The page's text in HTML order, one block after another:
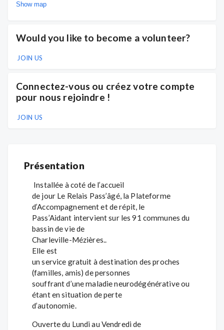
Show map
Would you like to become a volunteer?
JOIN US
Connectez-vous ou créez votre compte
pour nous rejoindre !
JOIN US
Présentation
Installée à coté de l’accueil
de jour Le Relais Pass’âgé, la Plateforme
d’Accompagnement et de répit, le
Pass’Aidant intervient sur les 91 communes du
bassin de vie de
Charleville-Mézières..
Elle est
un service gratuit à destination des proches
(familles, amis) de personnes
souffrant d’une maladie neurodégénérative ou
étant en situation de perte
d’autonomie.
Ouverte du Lundi au Vendredi de